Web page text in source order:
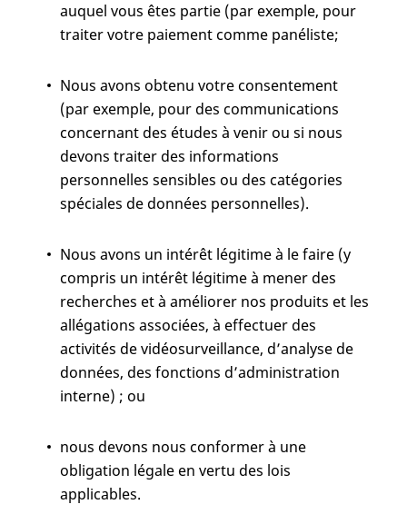
auquel vous êtes partie (par exemple, pour
traiter votre paiement comme panéliste;
Nous avons obtenu votre consentement
(par exemple, pour des communications
concernant des études à venir ou si nous
devons traiter des informations
personnelles sensibles ou des catégories
spéciales de données personnelles).
Nous avons un intérêt légitime à le faire (y
compris un intérêt légitime à mener des
recherches et à améliorer nos produits et les
allégations associées, à effectuer des
activités de vidéosurveillance, d’analyse de
données, des fonctions d’administration
interne) ; ou
nous devons nous conformer à une
obligation légale en vertu des lois
applicables.